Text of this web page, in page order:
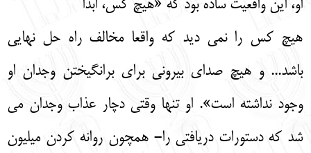
او، این واقعیت ساده بود که «هیچ کس، ابدا
هیچ کس را نمی دید که واقعا مخالف راه حل نهایی
باشد... و هیچ صدای بیرونی برای برانگیختن وجدان او
وجود نداشته است». او تنها وقتی دچار عذاب وجدان می
شد که دستورات دریافتی را- همچون روانه کردن میلیون